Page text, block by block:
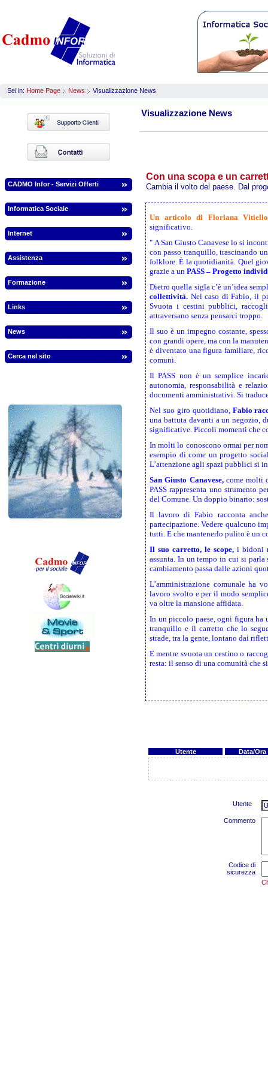
Sei in: Home Page News Visualizzazione News
CADMO Infor - Servizi Offerti
Informatica Sociale
Internet
Assistenza
Formazione
Links
News
Cerca nel sito
Visualizzazione News
Con una scopa e un
Cambia il volto del paese. Dal
Un articolo di Floriana
significativo.
" A San Giusto Canavese lo si
con passo tranquillo, trascinando
folklore. È la quotidianità. Quel
grazie a un PASS – Progetto
Dietro quella sigla c’è un’idea
collettività. Nel caso di Fabio, il
Svuota i cestini pubblici,
attraversano senza pensarci troppo.
Il suo è un impegno costante,
con grandi opere, ma con la
è diventato una figura familiare,
comuni.
Il PASS non è un semplice
autonomia, responsabilità e
documenti amministrativi. Si
Nel suo giro quotidiano,Fabio
una battuta davanti a un negozio,
significative. Piccoli momenti che
In molti lo conoscono ormai per
esempio di come un progetto
L’attenzione agli spazi pubblici si
San Giusto Canavese,come molti
PASS rappresenta uno strumento
del Comune. Un doppio binario:
Il lavoro di Fabio racconta
partecipazione. Vedere qualcuno
tutti. E che mantenerlo pulito è un
Il suo carretto, le scope, i bidoni
assunta. In un tempo in cui si parla
cambiamento passa dalle azioni
L’amministrazione comunale ha
lavoro svolto e per il modo
va oltre la mansione affidata.
In un piccolo paese, ogni figura
tranquillo e il carretto che lo
strade, tra la gente, lontano dai
E mentre svuota un cestino o
resta: il senso di una comunità che
Utente Data/Ora
Utente
Commento
Codice di
sicurezza